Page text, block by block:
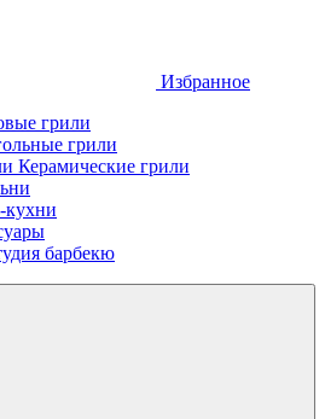
Избранное
грили
грили
Керамические грили
кухни
барбекю